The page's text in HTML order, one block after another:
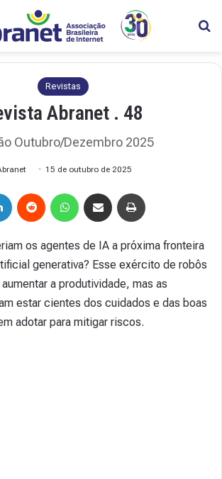
Revistas
Abranet . 48
Outubro/Dezembro 2025
15 de outubro de 2025
Linkedin Reddit WhatsAppCompartilhar via e-mail
os agentes de IA a próxima fronteira
generativa? Esse exército de robôs
a produtividade, mas as
estar cientes dos cuidados e das boas
adotar para mitigar riscos.